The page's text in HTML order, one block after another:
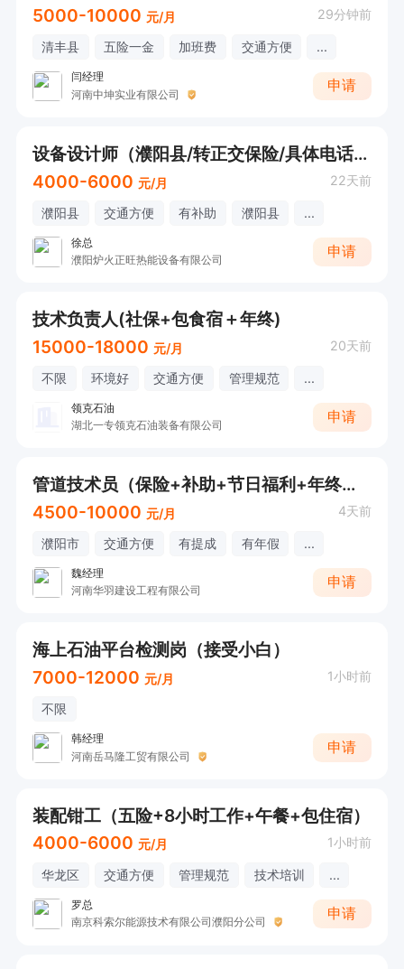
5000-10000 元/月 29分钟前
清丰县 五险一金 加班费 交通方便 ...
闫经理
河南中坤实业有限公司
申请
设备设计师（濮阳县/转正交保险/具体电话联系）
4000-6000 元/月 22天前
濮阳县 交通方便 有补助 濮阳县 ...
徐总
濮阳炉火正旺热能设备有限公司
申请
技术负责人(社保+包食宿＋年终)
15000-18000 元/月 20天前
不限 环境好 交通方便 管理规范 ...
领克石油
湖北一专领克石油装备有限公司
申请
管道技术员（保险+补助+节日福利+年终奖+项目包吃住）
4500-10000 元/月 4天前
濮阳市 交通方便 有提成 有年假 ...
魏经理
河南华羽建设工程有限公司
申请
海上石油平台检测岗（接受小白）
7000-12000 元/月 1小时前
不限
韩经理
河南岳马隆工贸有限公司
申请
装配钳工（五险+8小时工作+午餐+包住宿）
4000-6000 元/月 1小时前
华龙区 交通方便 管理规范 技术培训 ...
罗总
南京科索尔能源技术有限公司濮阳分公司
申请